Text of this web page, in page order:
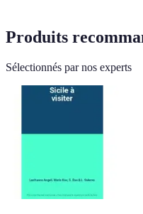
Produits
Sélectionnés par nos experts